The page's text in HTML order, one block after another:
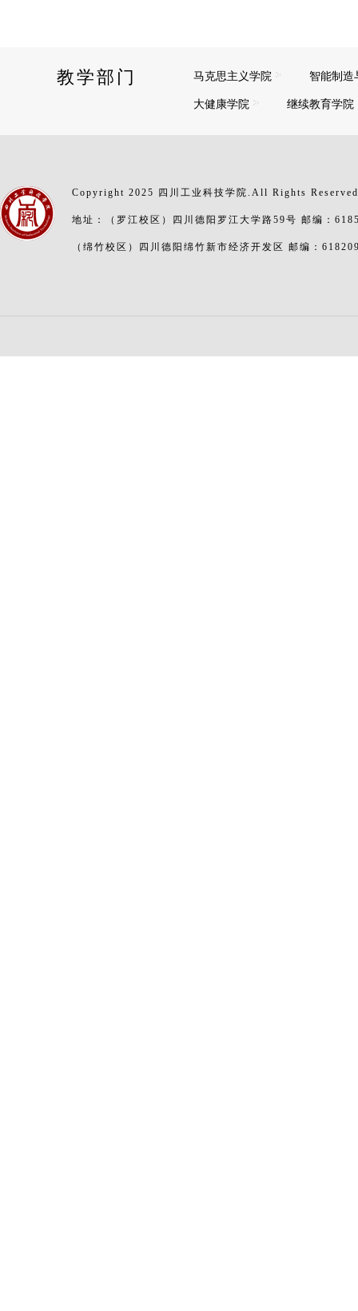
教学部门 马克思主义学院
智能制造
大健康学院
继续教育学院
Copyright 2025 四川工业科技学院.All Rights
地址：（罗江校区）四川德阳罗江大学路59号 邮编：
（绵竹校区）四川德阳绵竹新市经济开发区 邮编：